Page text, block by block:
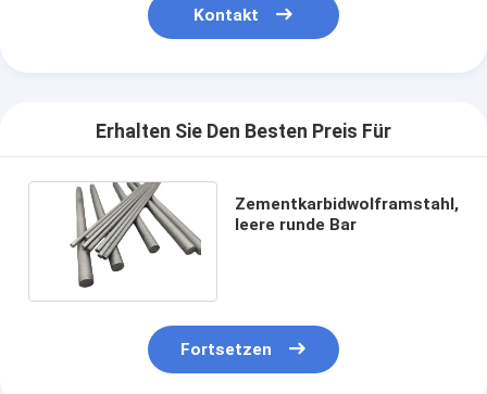
Kontakt
Erhalten Sie Den Besten Preis Für
Zementkarbidwolframstahl,
leere runde Bar
Fortsetzen